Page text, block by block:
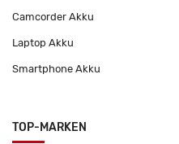
Camcorder Akku
Laptop Akku
Smartphone Akku
TOP-MARKEN